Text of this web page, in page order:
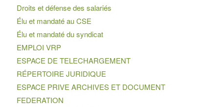
Droits et défense des salariés
Élu et mandaté au CSE
Élu et mandaté du syndicat
EMPLOI VRP
ESPACE DE TELECHARGEMENT
RÉPERTOIRE JURIDIQUE
ESPACE PRIVE ARCHIVES ET DOCUMENT
FEDERATION